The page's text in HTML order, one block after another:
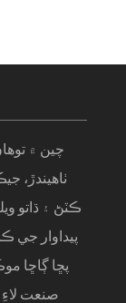
چين ۾
ٺاهيندڙ،
ڪٽڻ ۽ ڌاتو
پيداوار جي
پڇا ڳاڇا
صنعت